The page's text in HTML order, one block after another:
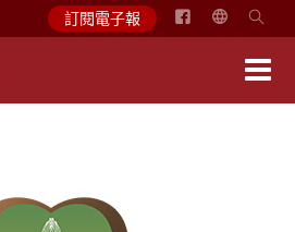
訂閱電子報
简